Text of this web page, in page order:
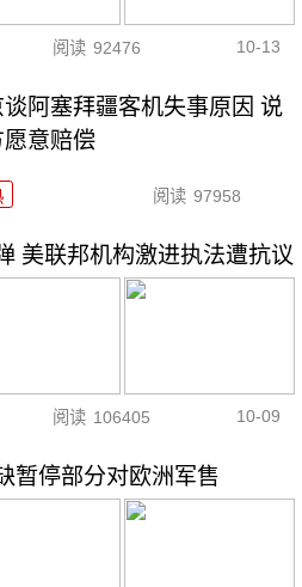
阅读 92476 10-13
谈阿塞拜疆客机失事原因 说
愿意赔偿
阅读 97958
美联邦机构激进执法遭抗议
阅读 106405 10-09
暂停部分对欧洲军售